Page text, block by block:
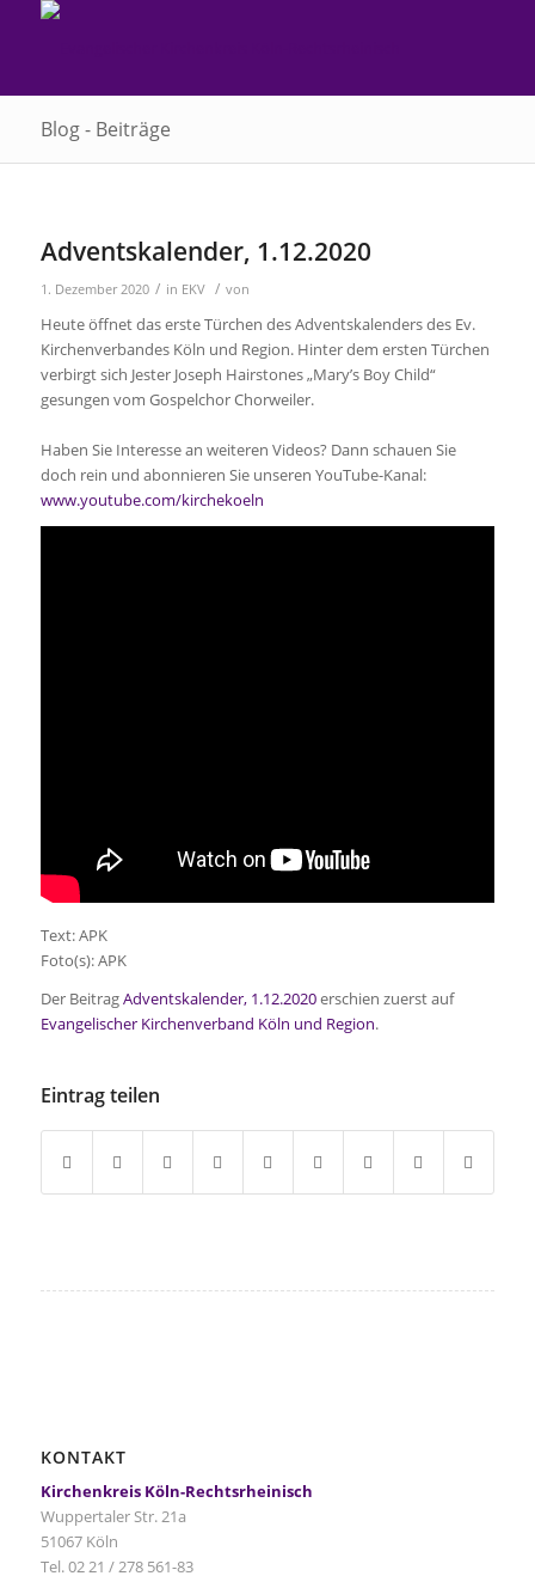
Blog - Beiträge
Adventskalender, 1.12.2020
1. Dezember 2020 / in EKV / von
Heute öffnet das erste Türchen des Adventskalenders des Ev.
Kirchenverbandes Köln und Region. Hinter dem ersten Türchen
verbirgt sich Jester Joseph Hairstones „Mary’s Boy Child“
gesungen vom Gospelchor Chorweiler.
Haben Sie Interesse an weiteren Videos? Dann schauen Sie
doch rein und abonnieren Sie unseren YouTube-Kanal:
www.youtube.com/kirchekoeln
Text: APK
Foto(s): APK
Der BeitragAdventskalender, 1.12.2020erschien zuerst auf
Evangelischer Kirchenverband Köln und Region.
Eintrag teilen
KONTAKT
Kirchenkreis Köln-Rechtsrheinisch
Wuppertaler Str. 21a
51067 Köln
Tel. 02 21 / 278 561-83